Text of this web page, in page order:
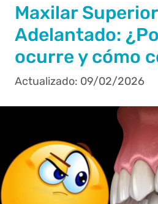
Maxilar Superior
Adelantado:
ocurre y cómo
09/02/2026